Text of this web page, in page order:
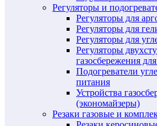
Регуляторы и
Регуляторы для
Регуляторы для
Регуляторы для
Регуляторы
газосбережения
Подогреватели
питания
Устройства
(экономайзеры)
Резаки газовые и